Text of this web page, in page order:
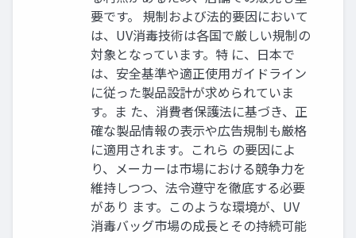
要です。 規制および法的要因において
は、UV消毒技術は各国で厳しい規制の
対象となっています。特 に、日本で
は、安全基準や適正使用ガイドライン
に従った製品設計が求められていま
す。ま た、消費者保護法に基づき、正
確な製品情報の表示や広告規制も厳格
に適用されます。これら の要因によ
り、メーカーは市場における競争力を
維持しつつ、法令遵守を徹底する必要
があり ます。このような環境が、UV
消毒バッグ市場の成長とその持続可能